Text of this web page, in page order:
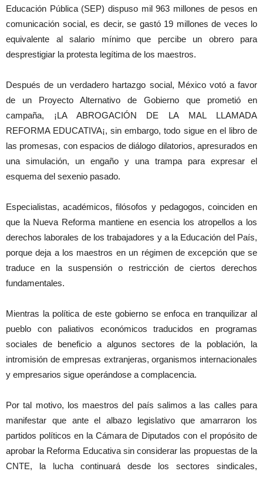
Educación Pública (SEP) dispuso mil 963 millones de pesos en
comunicación social, es decir, se gastó 19 millones de veces lo
equivalente al salario mínimo que percibe un obrero para
desprestigiar la protesta legítima de los maestros.
Después de un verdadero hartazgo social, México votó a favor
de un Proyecto Alternativo de Gobierno que prometió en
campaña, ¡LA ABROGACIÓN DE LA MAL LLAMADA
REFORMA EDUCATIVA¡, sin embargo, todo sigue en el libro de
las promesas, con espacios de diálogo dilatorios, apresurados en
una simulación, un engaño y una trampa para expresar el
esquema del sexenio pasado.
Especialistas, académicos, filósofos y pedagogos, coinciden en
que la Nueva Reforma mantiene en esencia los atropellos a los
derechos laborales de los trabajadores y a la Educación del País,
porque deja a los maestros en un régimen de excepción que se
traduce en la suspensión o restricción de ciertos derechos
fundamentales.
Mientras la política de este gobierno se enfoca en tranquilizar al
pueblo con paliativos económicos traducidos en programas
sociales de beneficio a algunos sectores de la población, la
intromisión de empresas extranjeras, organismos internacionales
y empresarios sigue operándose a complacencia.
Por tal motivo, los maestros del país salimos a las calles para
manifestar que ante el albazo legislativo que amarraron los
partidos políticos en la Cámara de Diputados con el propósito de
aprobar la Reforma Educativa sin considerar las propuestas de la
CNTE, la lucha continuará desde los sectores sindicales,